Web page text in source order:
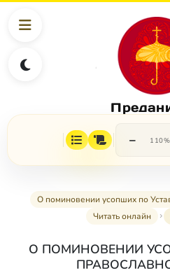
− 110%
О поминовении усопших по
Читать онлайн
О ПОМИНОВЕНИИ